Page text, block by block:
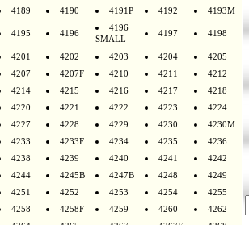
4189 4190 4191P 4192 4193M
4195 4196
4196
SMALL
4197 4198
4201 4202 4203 4204
4205
4207 4207F 4210 4211
4212
4214 4215 4216 4217
4218
4220 4221 4222 4223
4224
4227 4228 4229 4230
4230M
4233 4233F 4234 4235
4236
4238 4239 4240 4241
4242
4244 4245B 4247B 4248
4249
4251 4252 4253 4254
4255
4258 4258F 4259 4260
4262